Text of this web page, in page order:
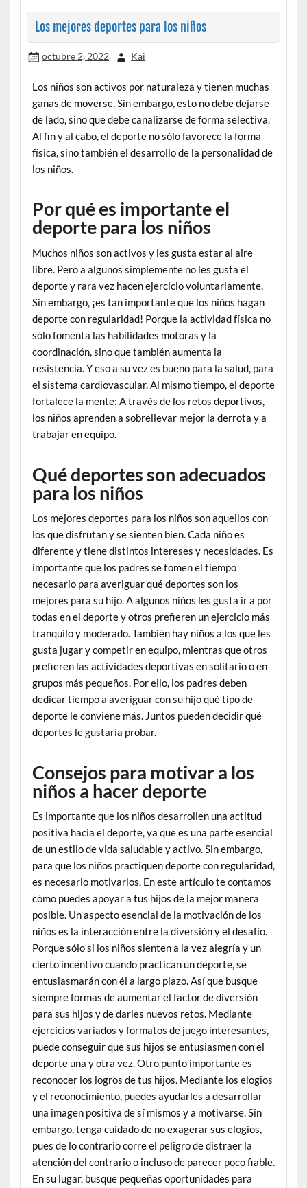
Los mejores deportes para los niños
octubre 2, 2022 Kai
Los niños son activos por naturaleza y tienen muchas
ganas de moverse. Sin embargo, esto no debe dejarse
de lado, sino que debe canalizarse de forma selectiva.
Al fin y al cabo, el deporte no sólo favorece la forma
física, sino también el desarrollo de la personalidad de
los niños.
Por qué es importante el
deporte para los niños
Muchos niños son activos y les gusta estar al aire
libre. Pero a algunos simplemente no les gusta el
deporte y rara vez hacen ejercicio voluntariamente.
Sin embargo, ¡es tan importante que los niños hagan
deporte con regularidad! Porque la actividad física no
sólo fomenta las habilidades motoras y la
coordinación, sino que también aumenta la
resistencia. Y eso a su vez es bueno para la salud, para
el sistema cardiovascular. Al mismo tiempo, el deporte
fortalece la mente: A través de los retos deportivos,
los niños aprenden a sobrellevar mejor la derrota y a
trabajar en equipo.
Qué deportes son adecuados
para los niños
Los mejores deportes para los niños son aquellos con
los que disfrutan y se sienten bien. Cada niño es
diferente y tiene distintos intereses y necesidades. Es
importante que los padres se tomen el tiempo
necesario para averiguar qué deportes son los
mejores para su hijo. A algunos niños les gusta ir a por
todas en el deporte y otros prefieren un ejercicio más
tranquilo y moderado. También hay niños a los que les
gusta jugar y competir en equipo, mientras que otros
prefieren las actividades deportivas en solitario o en
grupos más pequeños. Por ello, los padres deben
dedicar tiempo a averiguar con su hijo qué tipo de
deporte le conviene más. Juntos pueden decidir qué
deportes le gustaría probar.
Consejos para motivar a los
niños a hacer deporte
Es importante que los niños desarrollen una actitud
positiva hacia el deporte, ya que es una parte esencial
de un estilo de vida saludable y activo. Sin embargo,
para que los niños practiquen deporte con regularidad,
es necesario motivarlos. En este artículo te contamos
cómo puedes apoyar a tus hijos de la mejor manera
posible. Un aspecto esencial de la motivación de los
niños es la interacción entre la diversión y el desafío.
Porque sólo si los niños sienten a la vez alegría y un
cierto incentivo cuando practican un deporte, se
entusiasmarán con él a largo plazo. Así que busque
siempre formas de aumentar el factor de diversión
para sus hijos y de darles nuevos retos. Mediante
ejercicios variados y formatos de juego interesantes,
puede conseguir que sus hijos se entusiasmen con el
deporte una y otra vez. Otro punto importante es
reconocer los logros de tus hijos. Mediante los elogios
y el reconocimiento, puedes ayudarles a desarrollar
una imagen positiva de sí mismos y a motivarse. Sin
embargo, tenga cuidado de no exagerar sus elogios,
pues de lo contrario corre el peligro de distraer la
atención del contrario o incluso de parecer poco fiable.
En su lugar, busque pequeñas oportunidades para